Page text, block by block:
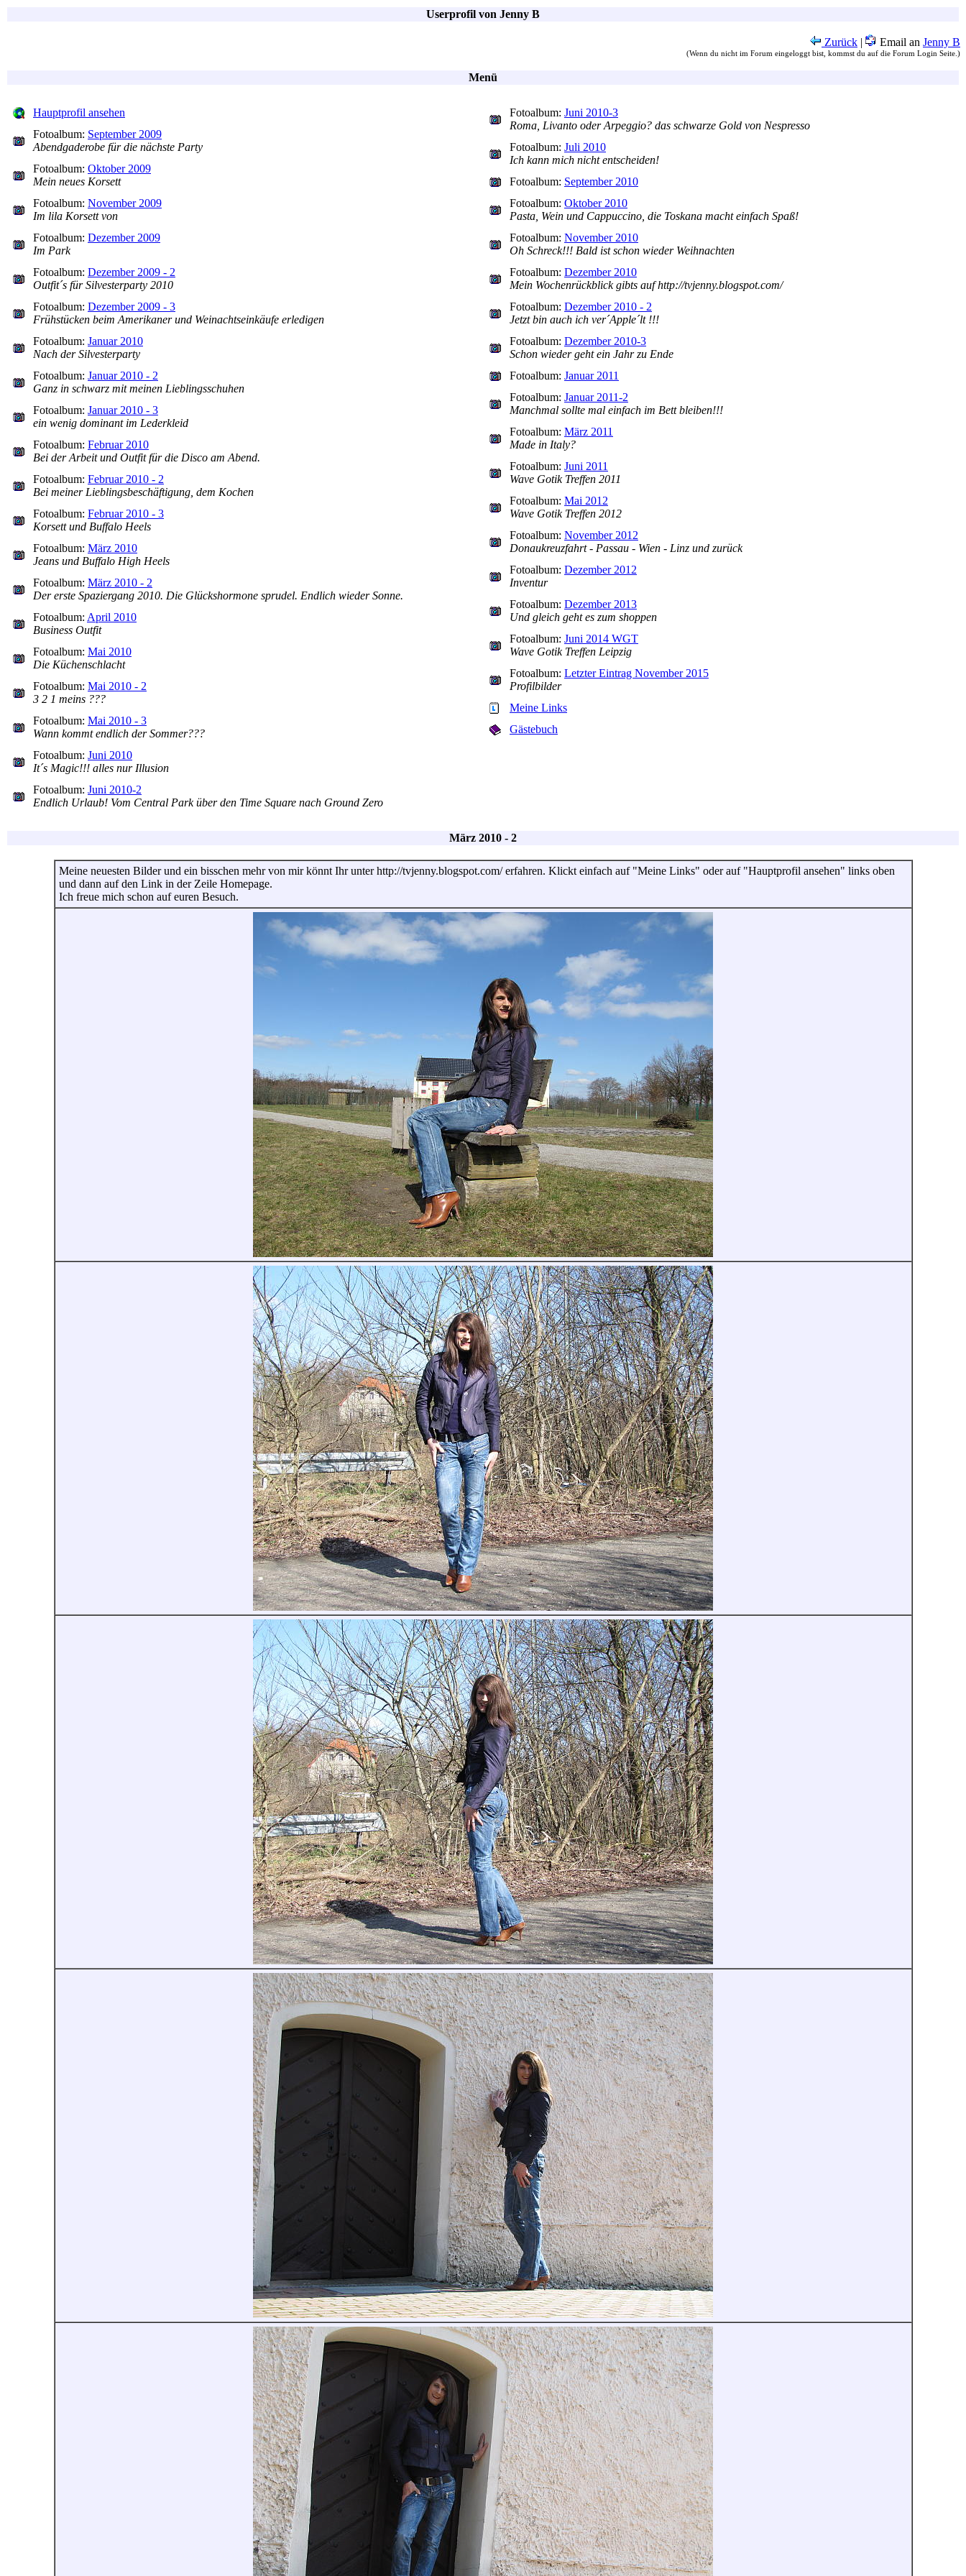
Userprofil von Jenny B
Zurück | Email an Jenny B
(Wenn du nicht im Forum eingeloggt bist, kommst du auf die Forum Login Seite.)
Menü
Hauptprofil ansehen
Fotoalbum: September 2009
Abendgaderobe für die nächste Party
Fotoalbum: Oktober 2009
Mein neues Korsett
Fotoalbum: November 2009
Im lila Korsett von
Fotoalbum: Dezember 2009
Im Park
Fotoalbum: Dezember 2009 - 2
Outfit´s für Silvesterparty 2010
Fotoalbum: Dezember 2009 - 3
Frühstücken beim Amerikaner und Weinachtseinkäufe erledigen
Fotoalbum: Januar 2010
Nach der Silvesterparty
Fotoalbum: Januar 2010 - 2
Ganz in schwarz mit meinen Lieblingsschuhen
Fotoalbum: Januar 2010 - 3
ein wenig dominant im Lederkleid
Fotoalbum: Februar 2010
Bei der Arbeit und Outfit für die Disco am Abend.
Fotoalbum: Februar 2010 - 2
Bei meiner Lieblingsbeschäftigung, dem Kochen
Fotoalbum: Februar 2010 - 3
Korsett und Buffalo Heels
Fotoalbum: März 2010
Jeans und Buffalo High Heels
Fotoalbum: März 2010 - 2
Der erste Spaziergang 2010. Die Glückshormone sprudel. Endlich wieder Sonne.
Fotoalbum: April 2010
Business Outfit
Fotoalbum: Mai 2010
Die Küchenschlacht
Fotoalbum: Mai 2010 - 2
3 2 1 meins ???
Fotoalbum: Mai 2010 - 3
Wann kommt endlich der Sommer???
Fotoalbum: Juni 2010
It´s Magic!!! alles nur Illusion
Fotoalbum: Juni 2010-2
Endlich Urlaub! Vom Central Park über den Time Square nach Ground Zero
Fotoalbum: Juni 2010-3
Roma, Livanto oder Arpeggio? das schwarze Gold von Nespresso
Fotoalbum: Juli 2010
Ich kann mich nicht entscheiden!
Fotoalbum: September 2010
Fotoalbum: Oktober 2010
Pasta, Wein und Cappuccino, die Toskana macht einfach Spaß!
Fotoalbum: November 2010
Oh Schreck!!! Bald ist schon wieder Weihnachten
Fotoalbum: Dezember 2010
Mein Wochenrückblick gibts auf http://tvjenny.blogspot.com/
Fotoalbum: Dezember 2010 - 2
Jetzt bin auch ich ver´Apple´lt !!!
Fotoalbum: Dezember 2010-3
Schon wieder geht ein Jahr zu Ende
Fotoalbum: Januar 2011
Fotoalbum: Januar 2011-2
Manchmal sollte mal einfach im Bett bleiben!!!
Fotoalbum: März 2011
Made in Italy?
Fotoalbum: Juni 2011
Wave Gotik Treffen 2011
Fotoalbum: Mai 2012
Wave Gotik Treffen 2012
Fotoalbum: November 2012
Donaukreuzfahrt - Passau - Wien - Linz und zurück
Fotoalbum: Dezember 2012
Inventur
Fotoalbum: Dezember 2013
Und gleich geht es zum shoppen
Fotoalbum: Juni 2014 WGT
Wave Gotik Treffen Leipzig
Fotoalbum: Letzter Eintrag November 2015
Profilbilder
Meine Links
Gästebuch
März 2010 - 2
Meine neuesten Bilder und ein bisschen mehr von mir könnt Ihr unter http://tvjenny.blogspot.com/ erfahren. Klickt einfach auf "Meine Links" oder auf "Hauptprofil ansehen" links oben
und dann auf den Link in der Zeile Homepage.
Ich freue mich schon auf euren Besuch.